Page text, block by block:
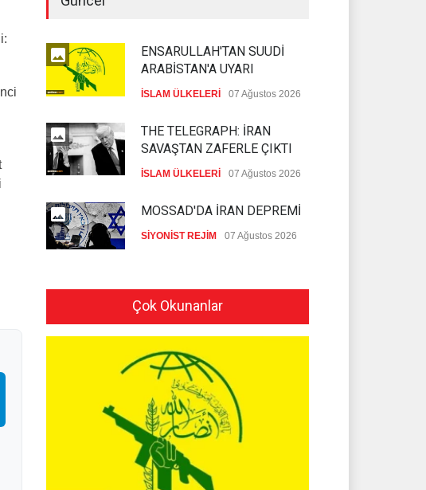
ENSARULLAH'TAN SUUDİ
ARABİSTAN'A UYARI
İSLAM ÜLKELERİ 07 Ağustos 2026
THE TELEGRAPH: İRAN
SAVAŞTAN ZAFERLE ÇIKTI
İSLAM ÜLKELERİ 07 Ağustos 2026
MOSSAD'DA İRAN DEPREMİ
SİYONİST REJİM 07 Ağustos 2026
HAYYE'YE TEBRİK TELEFONU
HAMAS 05 Ağustos 2026
İSLAMİ CİHAD: SİYONİST
DÜŞMAN TAAHHÜTLERİNE
UYMUYOR
İSLAMİ CİHAD 04 Ağustos 2026
NAİM KASIM: İRAN KAZANDI
AMERİKA İSE KAYBETTİ
HİZBULLAH 04 Ağustos 2026
Çok Okunanlar